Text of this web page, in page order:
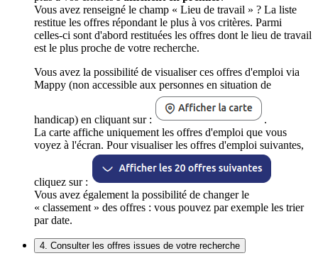
Vous avez renseigné le champ « Lieu de travail » ? La liste
restitue les offres répondant le plus à vos critères. Parmi
celles-ci sont d'abord restituées les offres dont le lieu de travail
est le plus proche de votre recherche.
Vous avez la possibilité de visualiser ces offres d'emploi via
Mappy (non accessible aux personnes en situation de
handicap) en cliquant sur :
.
La carte affiche uniquement les offres d'emploi que vous
voyez à l'écran. Pour visualiser les offres d'emploi suivantes,
cliquez sur :
Vous avez également la possibilité de changer le
« classement » des offres : vous pouvez par exemple les trier
par date.
4. Consulter les offres issues de votre recherche